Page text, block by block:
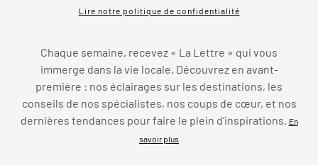
Lire notre politique de confidentialité
Chaque semaine, recevez « La Lettre » qui vous
immerge dans la vie locale. Découvrez en avant-
première : nos éclairages sur les destinations, les
conseils de nos spécialistes, nos coups de cœur, et nos
dernières tendances pour faire le plein d’inspirations.
En
savoir plus